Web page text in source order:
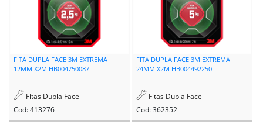
FITA DUPLA FACE 3M EXTREMA
12MM X2M HB004750087
Fitas Dupla Face
Cod: 413276
FITA DUPLA FACE 3M EXTREMA
24MM X2M HB004492250
Fitas Dupla Face
Cod: 362352